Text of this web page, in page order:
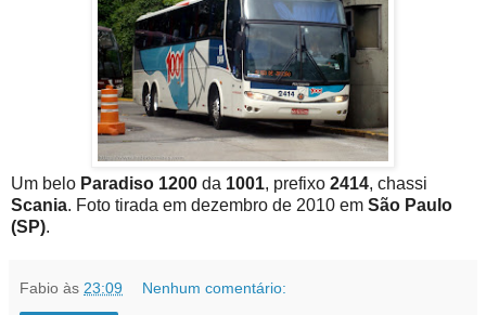
Um belo Paradiso 1200 da 1001, prefixo 2414, chassi
Scania. Foto tirada em dezembro de 2010 em São Paulo
(SP).
Fabio às 23:09 Nenhum comentário: